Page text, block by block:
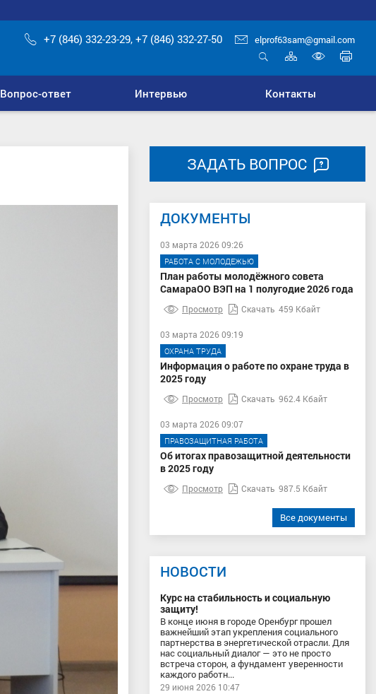
+7 (846) 332-23-29, +7 (846) 332-27-50 elprof63sam@gmail.com
Карта
сайта
для
Вопрос-ответ Интервью Контакты
ЗАДАТЬ ВОПРОС
ДОКУМЕНТЫ
03 марта 2026 09:26
РАБОТА С МОЛОДЕЖЬЮ
План работы молодёжного совета
СамараОО ВЭП на 1 полугодие 2026 года
Просмотр Скачать 459 Кбайт
03 марта 2026 09:19
ОХРАНА ТРУДА
Информация о работе по охране труда в
2025 году
Просмотр Скачать 962.4 Кбайт
03 марта 2026 09:07
ПРАВОЗАЩИТНАЯ РАБОТА
Об итогах правозащитной деятельности
в 2025 году
Просмотр Скачать 987.5 Кбайт
Все документы
НОВОСТИ
Курс на стабильность и социальную
защиту!
В конце июня в городе Оренбург прошел
важнейший этап укрепления социального
партнерства в энергетической отрасли. Для
нас социальный диалог — это не просто
встреча сторон, а фундамент уверенности
каждого работн...
29 июня 2026 10:47